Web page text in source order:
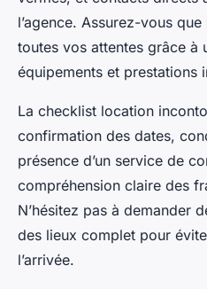
l’agence. Assurez-vous
toutes vos attentes grâce à
équipements et prestations
La checklist location
confirmation des dates,
présence d’un service de
compréhension claire des
N’hésitez pas à demander
des lieux complet pour
l’arrivée.